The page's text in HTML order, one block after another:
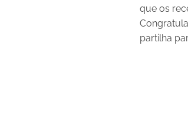
que os
partilha